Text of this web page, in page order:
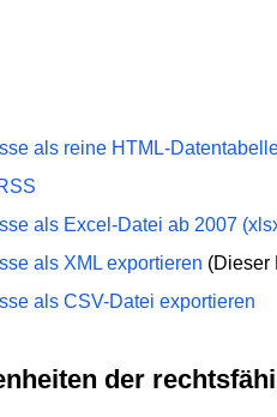
als reine HTML-
als Excel-Datei ab 2007
als XML exportieren (Dieser
als CSV-Datei exportieren
der